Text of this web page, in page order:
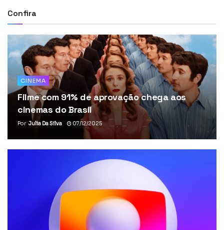
Confira
CINEMA
Filme com 91% de aprovação chega aos
cinemas do Brasil
Por Julia Da Silva 07/12/2025